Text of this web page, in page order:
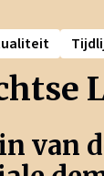
van